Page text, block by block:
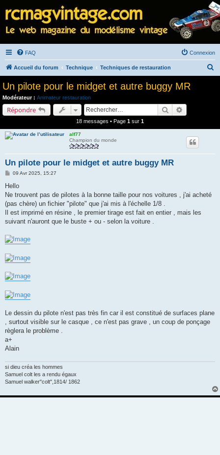
FAQ Connexion
Accueil du forum Technique Techniques de restauration
Un pilote pour le midget et autre buggy MR
Modérateur : Animateur restauration
Répondre Rechercher
18 messages • Page 1 sur 1
alf77
Champion du monde
Un pilote pour le midget et autre buggy MR
M
s
a
g
09 Avr 2025, 15:27
Hello
Ne trouvent pas de pilotes à la bonne taille pour nos voitures , j'ai acheté
(pas chère) un fichier "pilote" que j'ai mis à l'échelle 1/8 .
Il est imprimé en résine , le premier tirage est fait en entier , mais les
suivant n'auront que le buste + ou - selon la voiture .
Le dessin du pilote n'est pas très fin car il est constitué de surfaces plane
, surtout visible sur le casque , ce n'est pas grave , un coup de ponçage
règlera le problème .
a+
Alain
si dieu créa les hommes
Samuel colt les a rendu égaux
Samuel walker"colt",1814/ 1862